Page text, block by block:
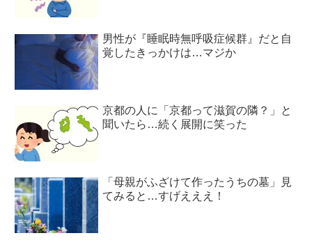
男性が『睡眠時無呼吸症候群』だと自
覚したきっかけは…マジか
京都の人に「京都って滋賀の隣？」と
聞いたら…続く展開に笑った
「母親がふざけて作ったうちの墓」見
てみると…すげえええ！